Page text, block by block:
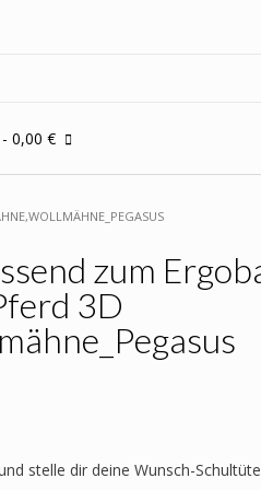
- 0,00 €
zum
3D
stelle dir deine Wunsch-